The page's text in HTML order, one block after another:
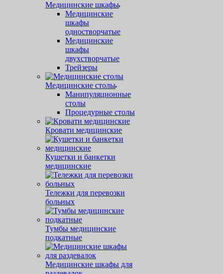
Медицинские шкафы
Медицинские
шкафы
одностворчатые
Медицинские
шкафы
двухстворчатые
Трейзеры
Медицинские столы
Манипуляционные
столы
Процедурные столы
Кровати медицинские
Кушетки и банкетки
медицинские
Тележки для перевозки
больных
Тумбы медицинские
подкатные
Медицинские шкафы для